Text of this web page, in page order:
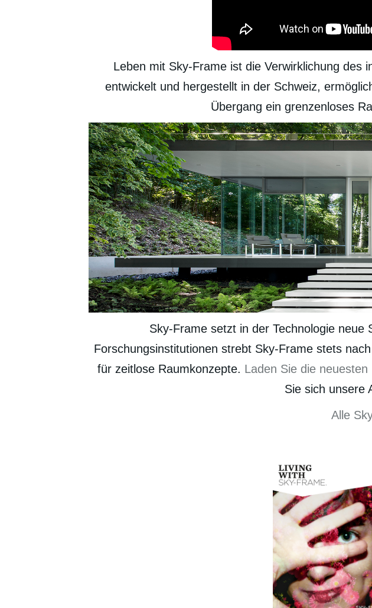
Leben mit Sky-Frame ist die Verwirklichung des
entwickelt und hergestellt in der Schweiz,
Übergang ein grenzenloses
Sky-Frame setzt in der Technologie
Forschungsinstitutionen strebt Sky-Frame stets
für zeitlose Raumkonzepte. Laden Sie die
Sie sich unsere
Alle